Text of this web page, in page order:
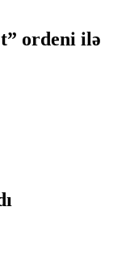
ordeni ilə